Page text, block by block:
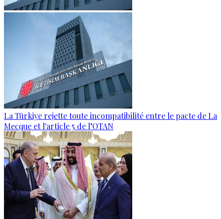
La Türkiye rejette toute incompatibilité entre le pacte de La
Mecque et l'article 5 de l’OTAN